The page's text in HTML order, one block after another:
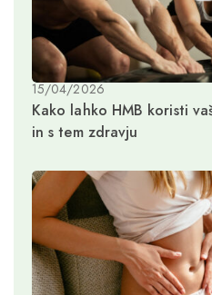
15/04/2026
Kako lahko HMB koristi
in s tem zdravju